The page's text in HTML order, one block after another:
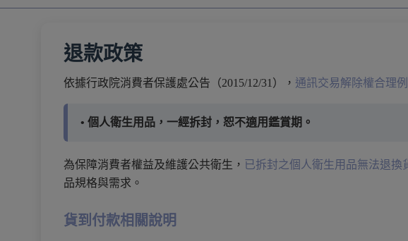
退款政策
依據行政院消費者保護處公告（2015/12/31）， 通訊交易解除權合理
• 個人衛生用品，一經拆封，恕不適用鑑賞期。
為保障消費者權益及維護公共衛生， 已拆封之個人衛生用品無法退換
品規格與需求。
貨到付款相關說明